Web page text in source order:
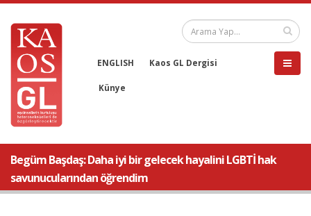
ENGLISH Kaos GL Dergisi
Künye
Begüm Başdaş: Daha iyi bir gelecek hayalini LGBTİ hak
savunucularından öğrendim